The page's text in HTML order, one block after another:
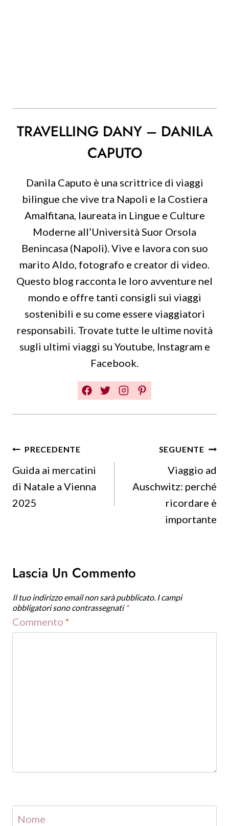
TRAVELLING DANY – DANILA
CAPUTO
Danila Caputo è una scrittrice di viaggi
bilingue che vive tra Napoli e la Costiera
Amalfitana, laureata in Lingue e Culture
Moderne all’Università Suor Orsola
Benincasa (Napoli). Vive e lavora con suo
marito Aldo, fotografo e creator di video.
Questo blog racconta le loro avventure nel
mondo e offre tanti consigli sui viaggi
sostenibili e su come essere viaggiatori
responsabili. Trovate tutte le ultime novità
sugli ultimi viaggi su Youtube, Instagram e
Facebook.
Navigazione
Articoli
PRECEDENTE
Guida ai mercatini
di Natale a Vienna
2025
SEGUENTE
Viaggio ad
Auschwitz: perché
ricordare è
importante
Lascia Un Commento
Il tuo indirizzo email non sarà pubblicato. I campi
obbligatori sono contrassegnati *
Commento *
Nome